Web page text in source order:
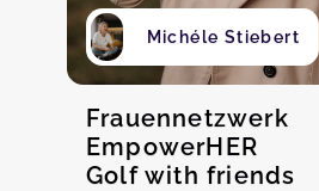
Michéle Stiebert
Frauennetzwerk
EmpowerHER
Golf with friends